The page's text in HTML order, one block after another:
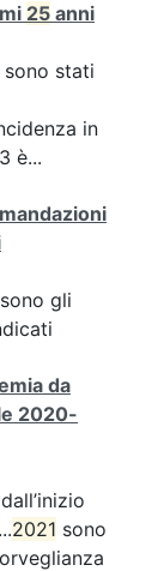
25 anni
sono stati
in
è...
gli
da
2020-
2021 sono